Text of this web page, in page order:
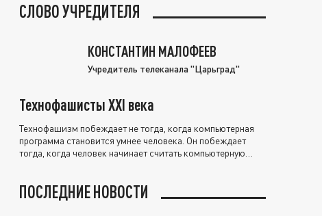
СЛОВО УЧРЕДИТЕЛЯ
КОНСТАНТИН МАЛОФЕЕВ
Учредитель телеканала "Царьград"
Технофашисты XXI века
Технофашизм побеждает не тогда, когда компьютерная
программа становится умнее человека. Он побеждает
тогда, когда человек начинает считать компьютерную
ПОСЛЕДНИЕ НОВОСТИ